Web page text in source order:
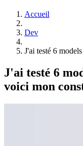
Accueil
Dev
J'ai testé 6
J'ai testé 6
voici mon